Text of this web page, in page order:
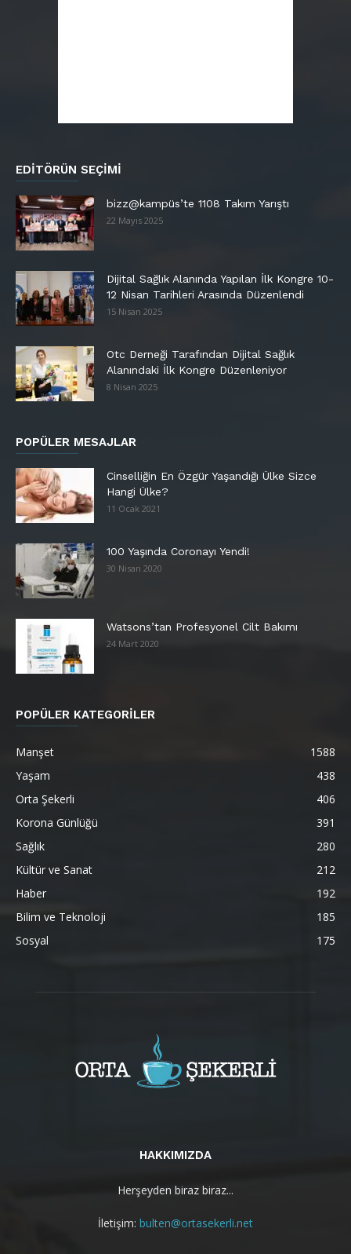
EDITÖRÜN SEÇIMI
bizz@kampüs’te 1108 Takım Yarıştı
22 Mayıs 2025
Dijital Sağlık Alanında Yapılan İlk Kongre 10-
12 Nisan Tarihleri Arasında Düzenlendi
15 Nisan 2025
Otc Derneği Tarafından Dijital Sağlık
Alanındaki İlk Kongre Düzenleniyor
8 Nisan 2025
POPÜLER MESAJLAR
Cinselliğin En Özgür Yaşandığı Ülke Sizce
Hangi Ülke?
11 Ocak 2021
100 Yaşında Coronayı Yendi!
30 Nisan 2020
Watsons’tan Profesyonel Cilt Bakımı
24 Mart 2020
POPÜLER KATEGORİLER
Manşet
1588
Yaşam
438
Orta Şekerli
406
Korona Günlüğü
391
Sağlık
280
Kültür ve Sanat
212
Haber
192
Bilim ve Teknoloji
185
Sosyal
175
HAKKIMIZDA
Herşeyden biraz biraz...
İletişim: bulten@ortasekerli.net